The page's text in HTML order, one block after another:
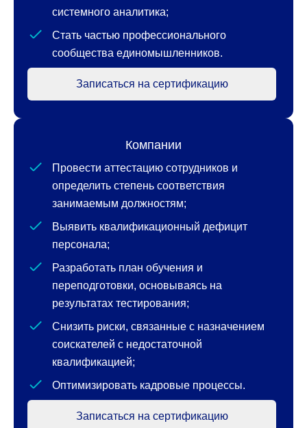
системного аналитика;
Стать частью профессионального
сообщества единомышленников.
Записаться на сертификацию
Компании
Провести аттестацию сотрудников и
определить степень соответствия
занимаемым должностям;
Выявить квалификационный дефицит
персонала;
Разработать план обучения и
переподготовки, основываясь на
результатах тестирования;
Снизить риски, связанные с назначением
соискателей с недостаточной
квалификацией;
Оптимизировать кадровые процессы.
Записаться на сертификацию